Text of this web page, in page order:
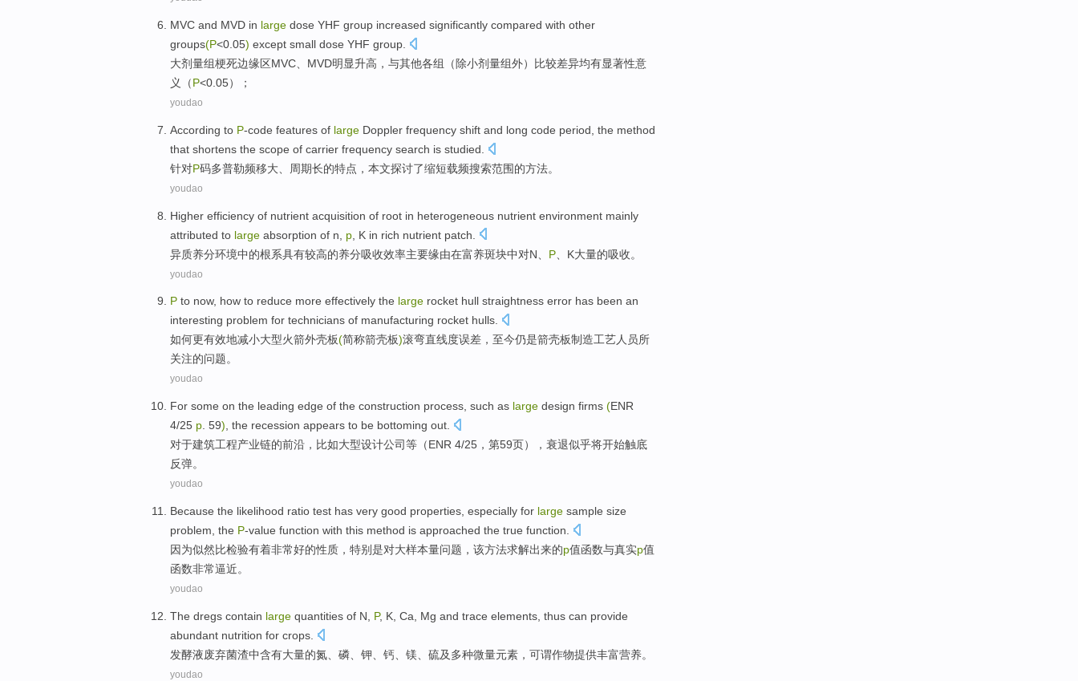
MVC and MVD in large dose YHF group increased significantly compared with other
groups(P<0.05) except small dose YHF group.
大剂量组梗死边缘区MVC MVD明显升高 ， 与其他各组（ 除小剂量组外） 比较差异均有显著性意
义（P<0.05）；
youdao
According to P-code features of large Doppler frequency shift and long code period , the method
that shortens the scope of carrier frequency search is studied
针对P码多普勒频移大 周期长的特点 ，本文探讨了缩短载频搜索范围的方法。
youdao
Higher efficiency of nutrient acquisition of root in heterogeneous nutrient environment mainly
attributed to large absorption of n p K in rich nutrient patch
异质养分环境中的根系具有较高的养分吸收效率主要缘由在富养斑块中对N P K大量的吸收。
youdao
P to now, how to reduce more effectively the large rocket hull straightness error has been an
interesting problem for technicians of manufacturing rocket hulls.
如何更有效地减小大型火箭外壳板(简称箭壳板)滚弯直线度误差 ， 至今仍是箭壳板制造工艺人员所
关注的问题。
youdao
For some on the leading edge of the construction process such as large design firms (ENR
4/25 p 59) , the recession appears to be bottoming out.
对于建筑工程产业链的前沿 ， 比如大型设计公司等 （ENR 4/25， 第59页）， 衰退似乎将开始触底
反弹。
youdao
Because the likelihood ratio test has very good properties especially for large sample size
problem , the P-value function with this method is approached the true function
因为似然比检验有着非常好的性质 ， 特别是对大样本量问题 ， 该方法求解出来的p值函数与真实p值
函数非常逼近。
youdao
The dregs contain large quantities of N P, K Ca Mg and trace elements , thus can provide
abundant nutrition for crops
发酵液废弃菌渣中含有大量的氮 磷 钾 钙 镁 、硫及多种微量元素 ，可谓作物提供丰富营养。
youdao